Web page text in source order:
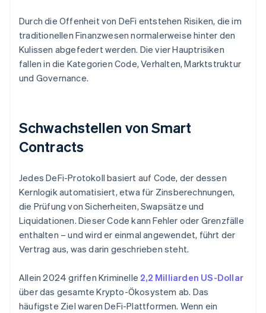
Durch die Offenheit von DeFi entstehen Risiken, die im
traditionellen Finanzwesen normalerweise hinter den
Kulissen abgefedert werden. Die vier Hauptrisiken
fallen in die Kategorien Code, Verhalten, Marktstruktur
und Governance.
Schwachstellen von Smart
Contracts
Jedes DeFi-Protokoll basiert auf Code, der dessen
Kernlogik automatisiert, etwa für Zinsberechnungen,
die Prüfung von Sicherheiten, Swapsätze und
Liquidationen. Dieser Code kann Fehler oder Grenzfälle
enthalten – und wird er einmal angewendet, führt der
Vertrag aus, was darin geschrieben steht.
Allein 2024 griffen Kriminelle 2,2 Milliarden US-Dollar
über das gesamte Krypto-Ökosystem ab. Das
häufigste Ziel waren DeFi-Plattformen. Wenn ein